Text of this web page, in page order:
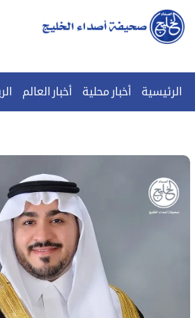
الرئيسية أخبار محلية أخبار العالم